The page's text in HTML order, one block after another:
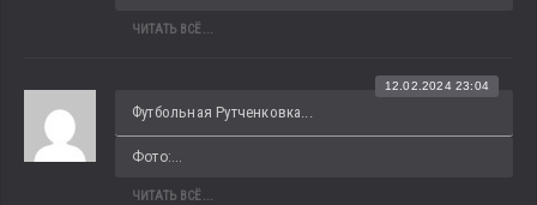
ЧИТАТЬ ВСЁ...
Футбольная Рутченковка...
12.02.2024 23:04
Фото:...
ЧИТАТЬ ВСЁ...